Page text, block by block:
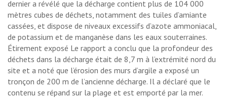
dernier a révélé que la décharge contient plus de 104 000
mètres cubes de déchets, notamment des tuiles d’amiante
cassées, et dispose de niveaux excessifs d’azote ammoniacal,
de potassium et de manganèse dans les eaux souterraines.
Étirement exposé Le rapport a conclu que la profondeur des
déchets dans la décharge était de 8,7 m à l’extrémité nord du
site et a noté que l’érosion des murs d’argile a exposé un
tronçon de 200 m de l’ancienne décharge. Il a déclaré que le
contenu se répand sur la plage et est emporté par la mer.